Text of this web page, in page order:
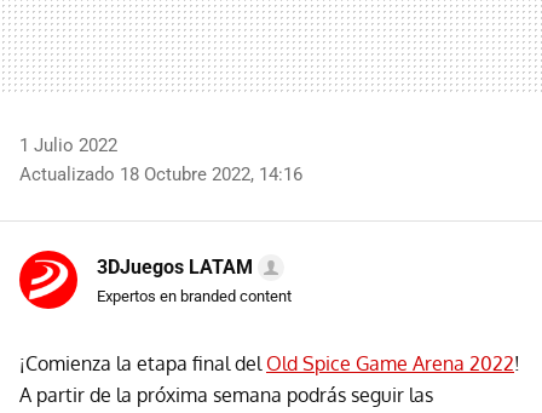
1 Julio 2022
Actualizado 18 Octubre 2022, 14:16
3DJuegos LATAM
Expertos en branded content
¡Comienza la etapa final del Old Spice Game Arena 2022!
A partir de la próxima semana podrás seguir las